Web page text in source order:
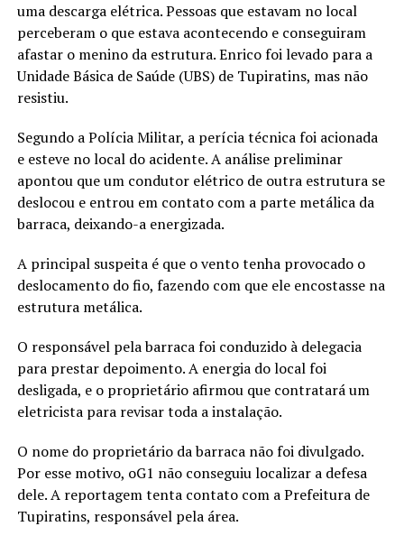
uma descarga elétrica. Pessoas que estavam no local
perceberam o que estava acontecendo e conseguiram
afastar o menino da estrutura. Enrico foi levado para a
Unidade Básica de Saúde (UBS) de Tupiratins, mas não
resistiu.
Segundo a Polícia Militar, a perícia técnica foi acionada
e esteve no local do acidente. A análise preliminar
apontou que um condutor elétrico de outra estrutura se
deslocou e entrou em contato com a parte metálica da
barraca, deixando-a energizada.
A principal suspeita é que o vento tenha provocado o
deslocamento do fio, fazendo com que ele encostasse na
estrutura metálica.
O responsável pela barraca foi conduzido à delegacia
para prestar depoimento. A energia do local foi
desligada, e o proprietário afirmou que contratará um
eletricista para revisar toda a instalação.
O nome do proprietário da barraca não foi divulgado.
Por esse motivo, oG1 não conseguiu localizar a defesa
dele. A reportagem tenta contato com a Prefeitura de
Tupiratins, responsável pela área.